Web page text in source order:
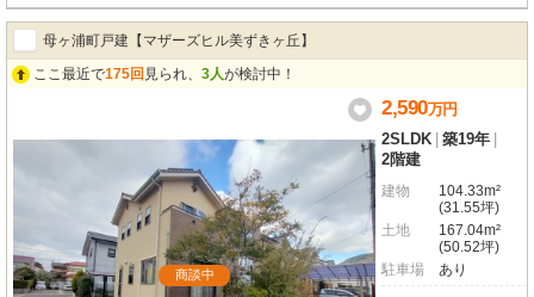
母ヶ浦町戸建【マザーズヒル美ずきヶ丘】
ここ最近で175回 見られ、 3人が検討中！
商談中
2,590万円
2SLDK 築19年
2階建
建物
104.33m²
(31.55坪)
土地
167.04m²
(50.52坪)
駐車場
あり